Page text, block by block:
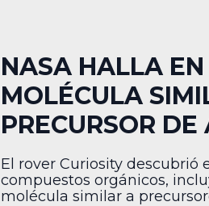
NASA HALLA
MOLÉCULA
PRECURSOR DE
El rover Curiosity descubrió
compuestos orgánicos,
molécula similar a